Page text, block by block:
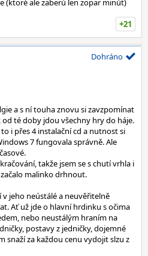
(ktoré ale zaberú len zopar minút)
+21
Dohráno
a s ní touha znovu si zavzpomínat
od té doby jdou všechny hry do háje.
to i přes 4 instalační cd a nutnost si
7 fungovala správně. Ale
takže jsem se s chutí vrhla i
malinko drhnout.
jeho neústálé a neuvěřitelně
Ať už jde o hlavní hrdinku s očima
nebo neustálým hraním na
postavy z jedničky, dojemné
snaží za každou cenu vydojit slzu z